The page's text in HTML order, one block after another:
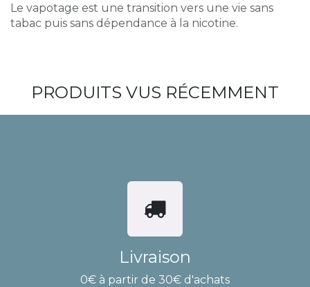
Le vapotage est une transition vers une vie sans
tabac puis sans dépendance à la nicotine.
PRODUITS VUS RÉCEMMENT
Livraison
0€ à partir de 30€ d'achats